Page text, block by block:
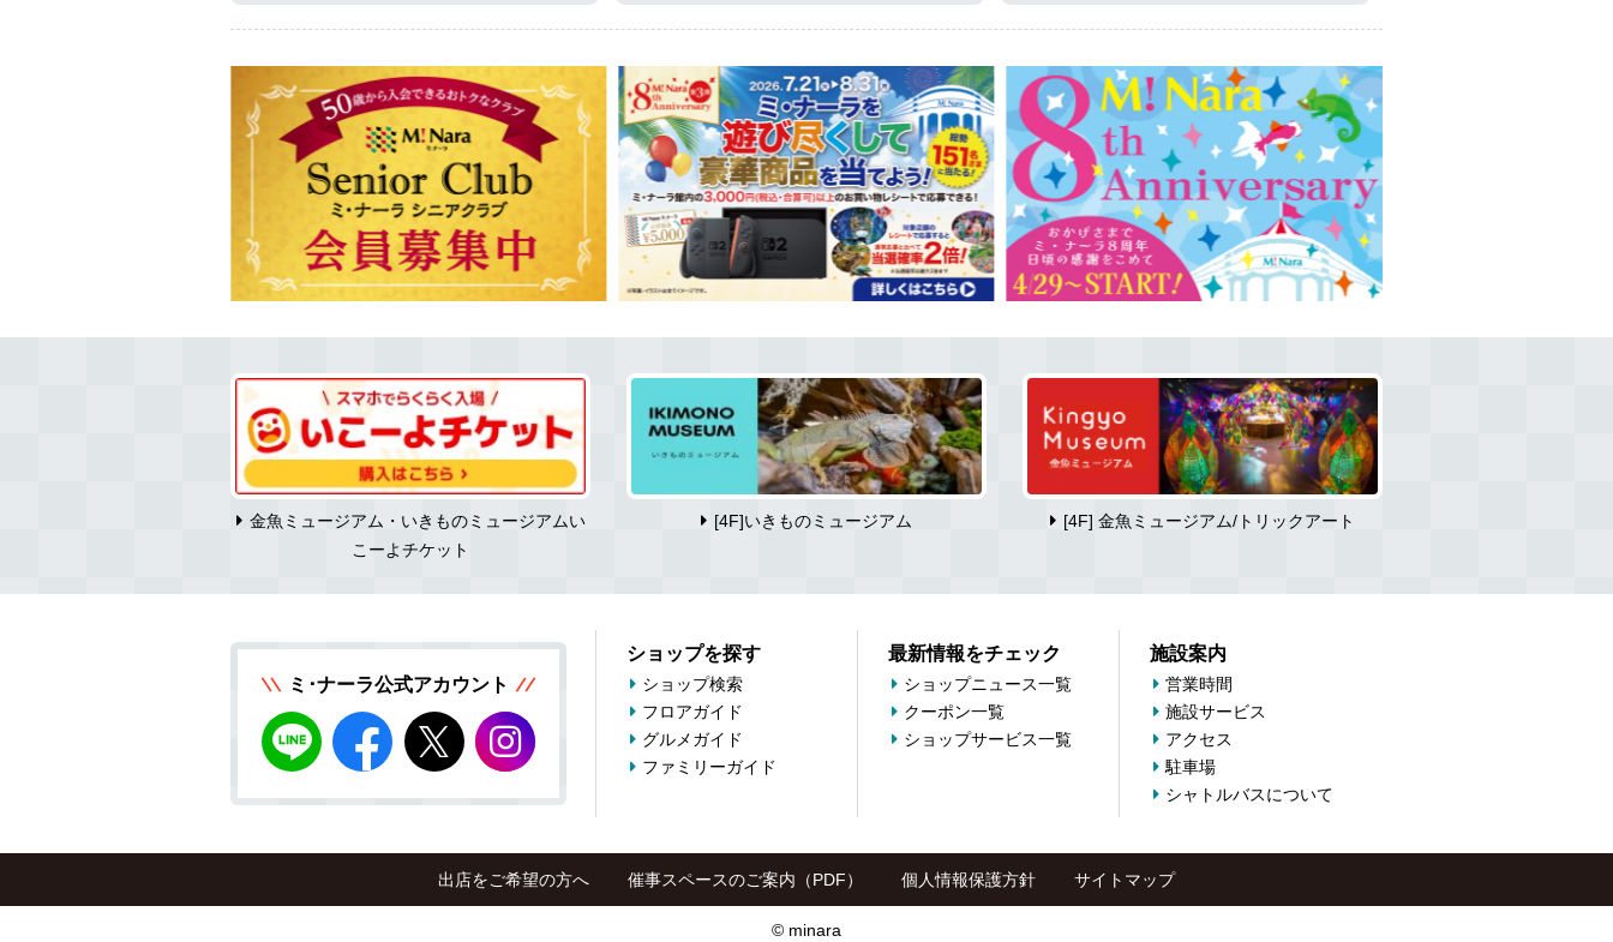
金魚ミュージアム・いきものミュージアムい
こーよチケット
[4F]いきものミュージアム [4F] 金魚ミュージアム/トリックアート
ミ･ナーラ公式アカウント
ショップを探す
ショップ検索
フロアガイド
グルメガイド
ファミリーガイド
最新情報をチェック
ショップニュース一覧
クーポン一覧
ショップサービス一覧
施設案内
営業時間
施設サービス
アクセス
駐車場
シャトルバスについて
出店をご希望の方へ 催事スペースのご案内（PDF） 個人情報保護方針 サイトマップ
© minara